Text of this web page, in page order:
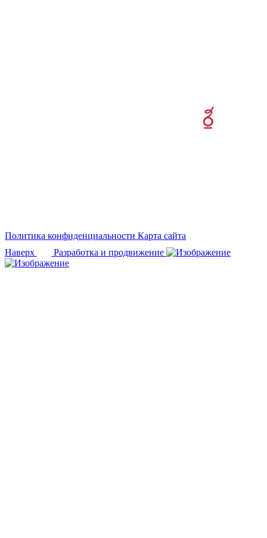
Политика конфиденциальности Карта сайта
Наверх
Разработка и продвижение